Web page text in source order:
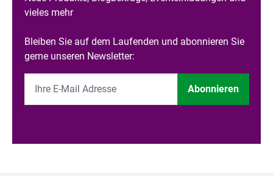
vieles mehr
Bleiben Sie auf dem Laufenden und abonnieren Sie
gerne unseren Newsletter:
Abonnieren